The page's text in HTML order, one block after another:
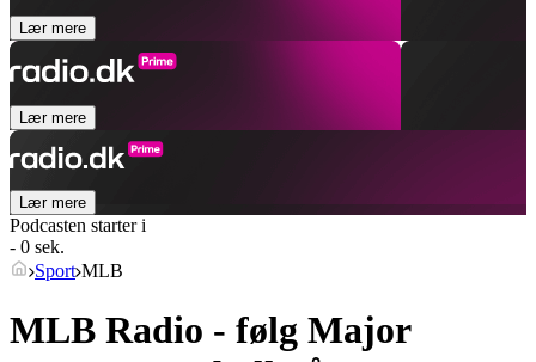
Lær mere
Lær mere
Lær mere
Podcasten starter i
- 0 sek.
Sport MLB
MLB Radio - følg Major